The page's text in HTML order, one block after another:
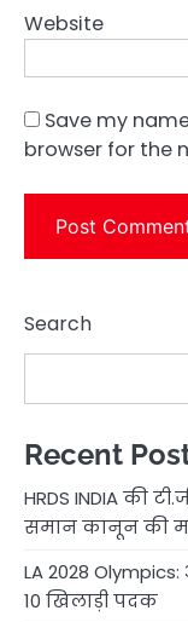
Website
Save my
browser for the
Search
Recent
HRDS INDIA की
समान कानून की
LA 2028
10 खिलाड़ी पदक